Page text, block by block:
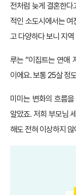
전처럼 늦게 결혼한다
적인 소도시에서는 여
고 다양하다 보니 지역
루는 “이집트는 연애
이에요. 보통 25살 정
미미는 변화의 흐름
알았죠. 저희 부모님
해도 전혀 이상하지